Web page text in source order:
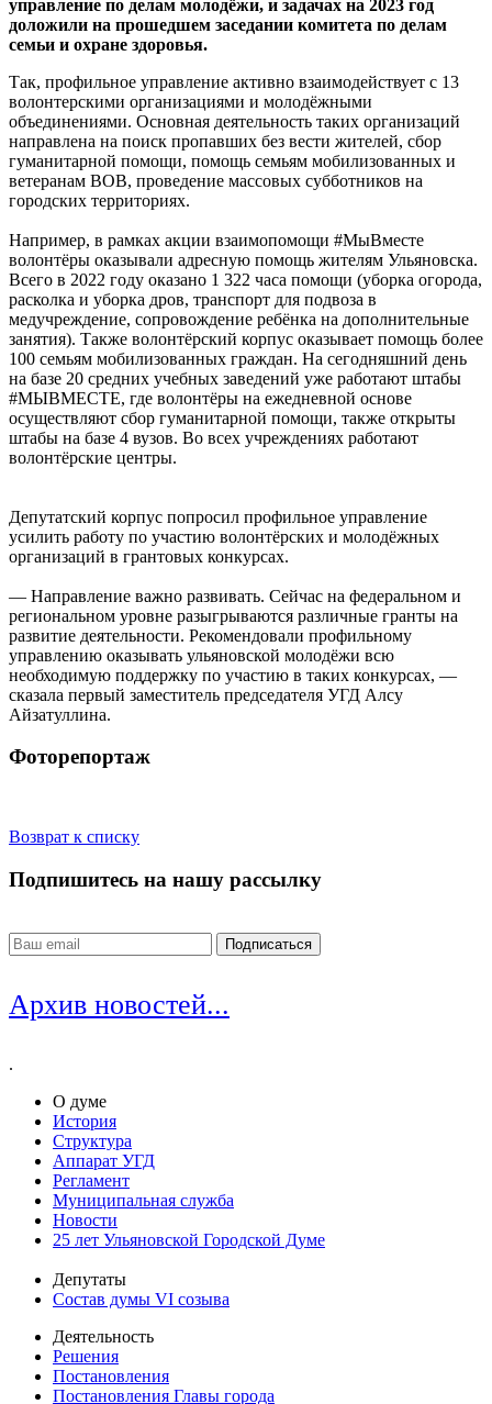
управление по делам молодёжи, и задачах на 2023 год
доложили на прошедшем заседании комитета по делам
семьи и охране здоровья.
Так, профильное управление активно взаимодействует с 13
волонтерскими организациями и молодёжными
объединениями. Основная деятельность таких организаций
направлена на поиск пропавших без вести жителей, сбор
гуманитарной помощи, помощь семьям мобилизованных и
ветеранам ВОВ, проведение массовых субботников на
городских территориях.
Например, в рамках акции взаимопомощи #МыВместе
волонтёры оказывали адресную помощь жителям Ульяновска.
Всего в 2022 году оказано 1 322 часа помощи (уборка огорода,
расколка и уборка дров, транспорт для подвоза в
медучреждение, сопровождение ребёнка на дополнительные
занятия). Также волонтёрский корпус оказывает помощь более
100 семьям мобилизованных граждан. На сегодняшний день
на базе 20 средних учебных заведений уже работают штабы
#МЫВМЕСТЕ, где волонтёры на ежедневной основе
осуществляют сбор гуманитарной помощи, также открыты
штабы на базе 4 вузов. Во всех учреждениях работают
волонтёрские центры.
Депутатский корпус попросил профильное управление
усилить работу по участию волонтёрских и молодёжных
организаций в грантовых конкурсах.
— Направление важно развивать. Сейчас на федеральном и
региональном уровне разыгрываются различные гранты на
развитие деятельности. Рекомендовали профильному
управлению оказывать ульяновской молодёжи всю
необходимую поддержку по участию в таких конкурсах, —
сказала первый заместитель председателя УГД Алсу
Айзатуллина.
Фоторепортаж
Возврат к списку
Подпишитесь на нашу рассылку
Архив новостей...
.
О думе
История
Структура
Аппарат УГД
Регламент
Муниципальная служба
Новости
25 лет Ульяновской Городской Думе
Депутаты
Состав думы VI созыва
Деятельность
Решения
Постановления
Постановления Главы города